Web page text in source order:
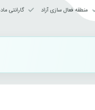
منطقه فعال سازی آزاد گارانتی